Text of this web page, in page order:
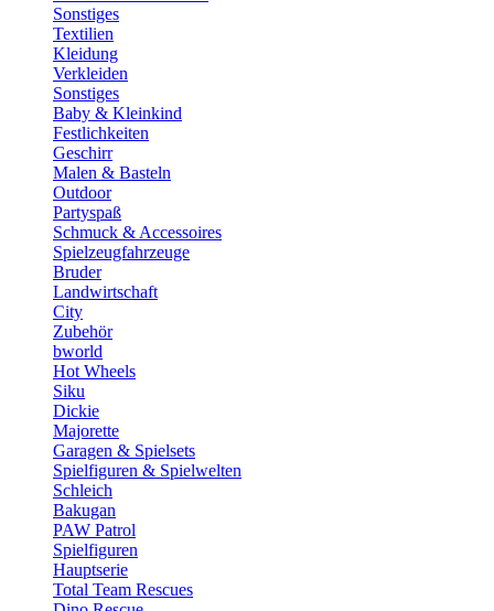
Sonstiges
Textilien
Kleidung
Verkleiden
Sonstiges
Baby & Kleinkind
Festlichkeiten
Geschirr
Malen & Basteln
Outdoor
Partyspaß
Schmuck & Accessoires
Spielzeugfahrzeuge
Bruder
Landwirtschaft
City
Zubehör
bworld
Hot Wheels
Siku
Dickie
Majorette
Garagen & Spielsets
Spielfiguren & Spielwelten
Schleich
Bakugan
PAW Patrol
Spielfiguren
Hauptserie
Total Team Rescues